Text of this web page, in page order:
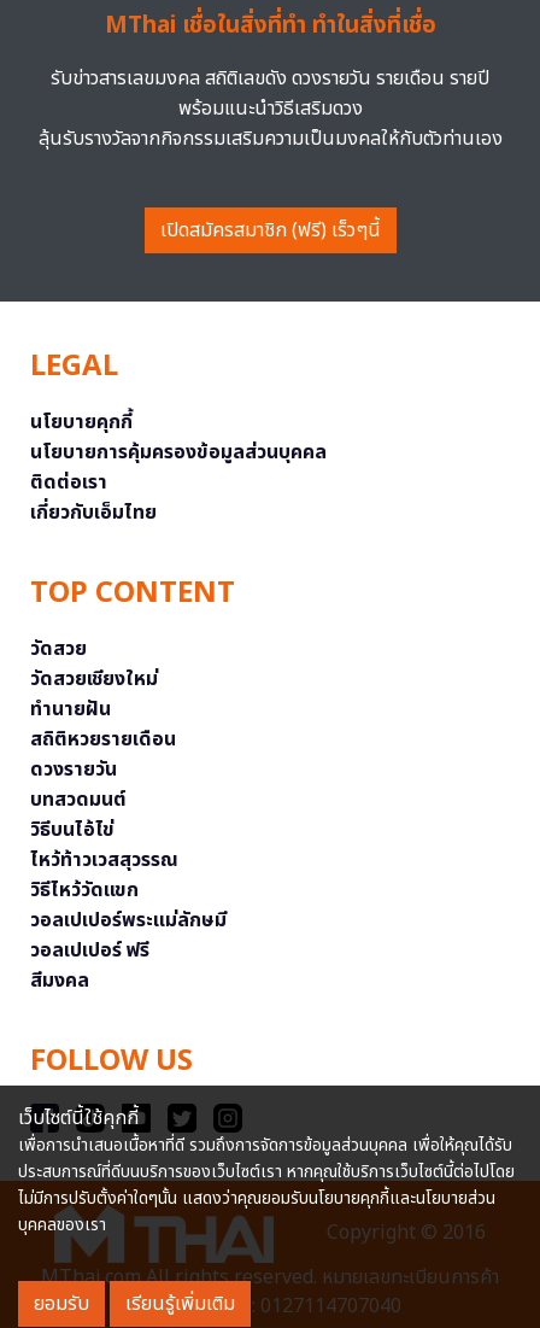
MThai เชื่อในสิ่งที่ทำ ทำในสิ่งที่เชื่อ
รับข่าวสารเลขมงคล สถิติเลขดัง ดวงรายวัน รายเดือน รายปี
พร้อมแนะนำวิธีเสริมดวง
ลุ้นรับรางวัลจากกิจกรรมเสริมความเป็นมงคลให้กับตัวท่านเอง
เปิดสมัครสมาชิก (ฟรี) เร็วๆนี้
LEGAL
นโยบายคุกกี้
นโยบายการคุ้มครองข้อมูลส่วนบุคคล
ติดต่อเรา
เกี่ยวกับเอ็มไทย
TOP CONTENT
วัดสวย
วัดสวยเชียงใหม่
ทำนายฝัน
สถิติหวยรายเดือน
ดวงรายวัน
บทสวดมนต์
วิธีบนไอ้ไข่
ไหว้ท้าวเวสสุวรรณ
วิธีไหว้วัดแขก
วอลเปเปอร์พระแม่ลักษมี
วอลเปเปอร์ ฟรี
สีมงคล
FOLLOW US
Copyright © 2016
MThai.com All rights reserved. หมายเลขทะเบียนการค้า
อิเล็กทรอนิกส์ : 0127114707040
เว็บไซต์นี้ใช้คุกกี้
เพื่อการนำเสนอเนื้อหาที่ดี รวมถึงการจัดการข้อมูลส่วนบุคคล เพื่อให้คุณได้รับ
ประสบการณ์ที่ดีบนบริการของเว็บไซต์เรา หากคุณใช้บริการเว็บไซต์นี้ต่อไปโดย
ไม่มีการปรับตั้งค่าใดๆนั้น แสดงว่าคุณยอมรับนโยบายคุกกี้และนโยบายส่วน
บุคคลของเรา
ยอมรับ เรียนรู้เพิ่มเติม